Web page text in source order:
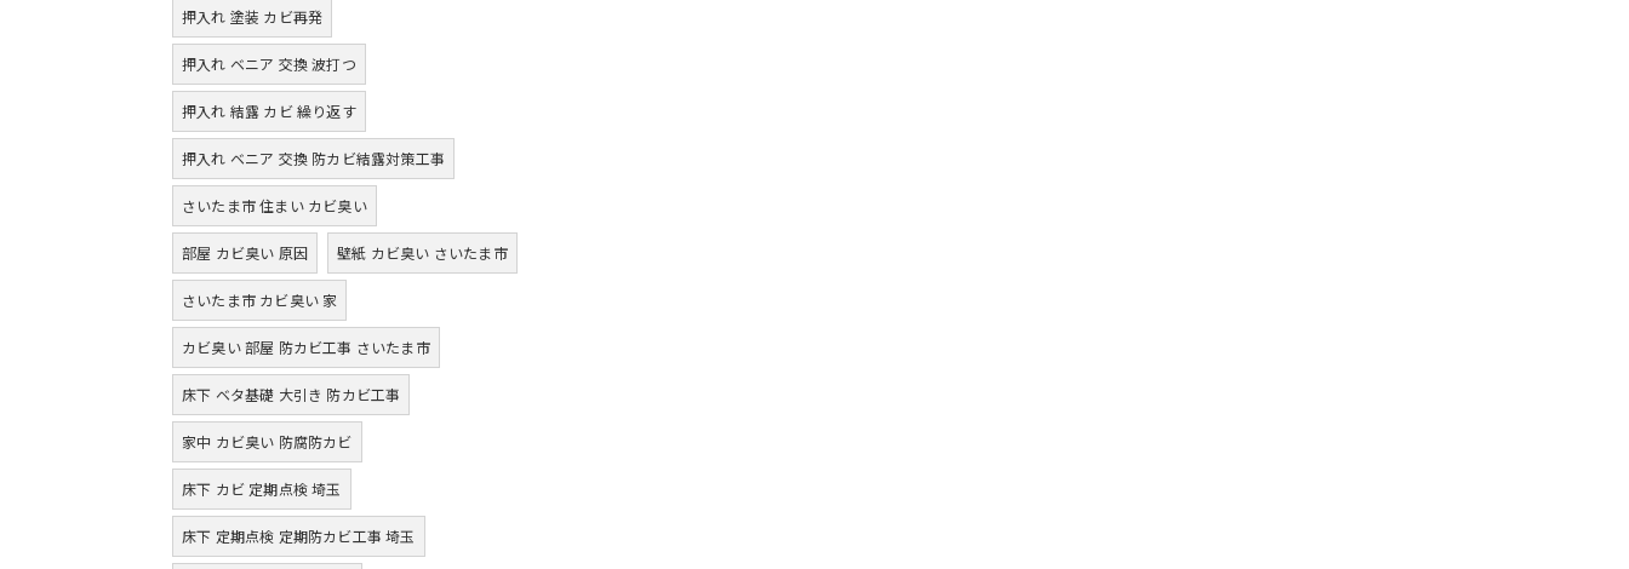
押入れ 塗装 カビ再発
押入れ ベニア 交換 波打つ
押入れ 結露 カビ 繰り返す
押入れ ベニア 交換 防カビ結露対策工事
さいたま市 住まい カビ臭い
部屋 カビ臭い 原因 壁紙 カビ臭い さいたま市
さいたま市 カビ臭い 家
カビ臭い 部屋 防カビ工事 さいたま市
床下 ベタ基礎 大引き 防カビ工事
家中 カビ臭い 防腐防カビ
床下 カビ 定期点検 埼玉
床下 定期点検 定期防カビ工事 埼玉